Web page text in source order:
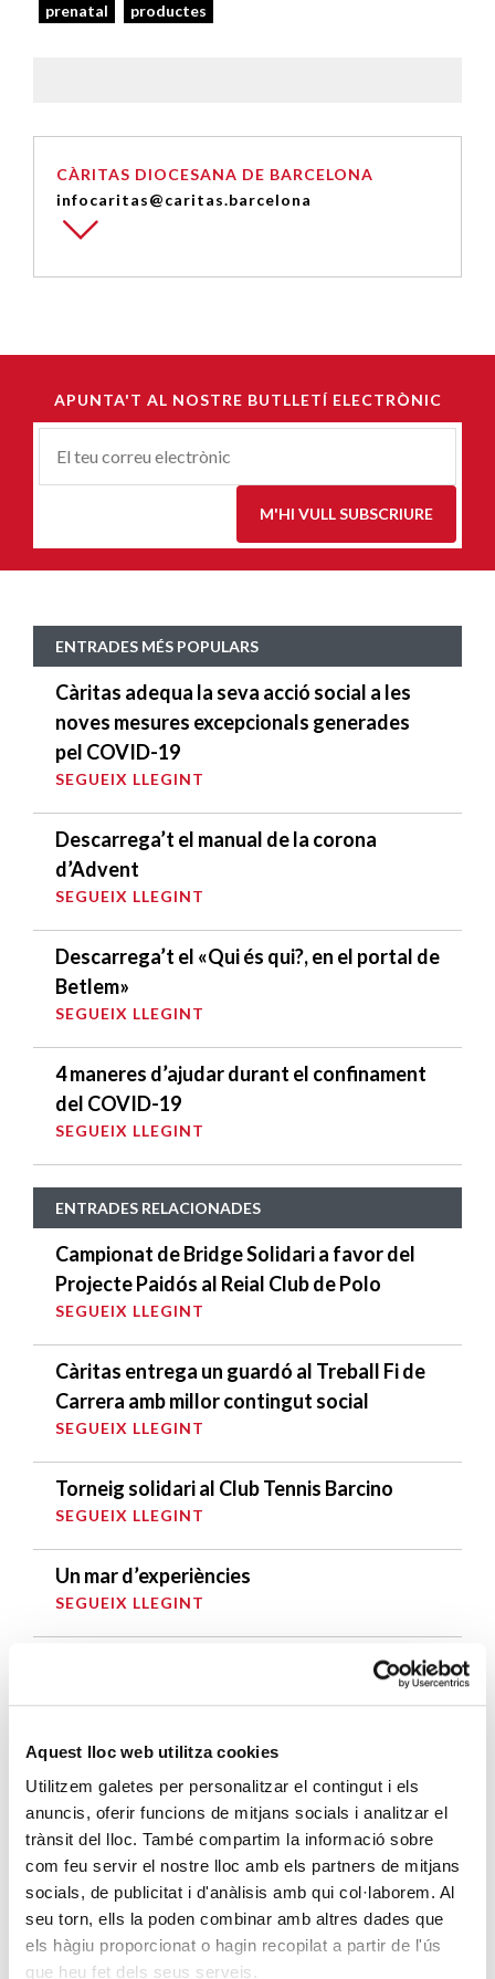
Aquest lloc web utilitza cookies
Utilitzem galetes per personalitzar el contingut i els
anuncis, oferir funcions de mitjans socials i analitzar el
trànsit del lloc. També compartim la informació sobre
com feu servir el nostre lloc amb els partners de mitjans
socials, de publicitat i d'anàlisis amb qui col·laborem. Al
seu torn, ells la poden combinar amb altres dades que
els hàgiu proporcionat o hagin recopilat a partir de l'ús
que heu fet dels seus serveis.
prenatal
productes
CÀRITAS DIOCESANA DE BARCELONA
infocaritas@caritas.barcelona
APUNTA'T AL NOSTRE BUTLLETÍ ELECTRÒNIC
Correu-
M'HI VULL SUBSCRIURE
ENTRADES MÉS POPULARS
Càritas adequa la seva acció social a les
noves mesures excepcionals generades
pel COVID-19
SEGUEIX LLEGINT
Descarrega’t el manual de la corona
d’Advent
SEGUEIX LLEGINT
Descarrega’t el «Qui és qui?, en el portal de
Betlem»
SEGUEIX LLEGINT
4 maneres d’ajudar durant el confinament
del COVID-19
SEGUEIX LLEGINT
ENTRADES RELACIONADES
Campionat de Bridge Solidari a favor del
Projecte Paidós al Reial Club de Polo
SEGUEIX LLEGINT
Càritas entrega un guardó al Treball Fi de
Carrera amb millor contingut social
SEGUEIX LLEGINT
Torneig solidari al Club Tennis Barcino
SEGUEIX LLEGINT
Un mar d’experiències
SEGUEIX LLEGINT
la situació a Ceuta i fa una crida a la
protecció de la dignitat humana
SEGUEIX LLEGINT
Càritas Barcelona acompanya més de
4.100 persones en el dispositiu
extraordinari de regularització
SEGUEIX LLEGINT